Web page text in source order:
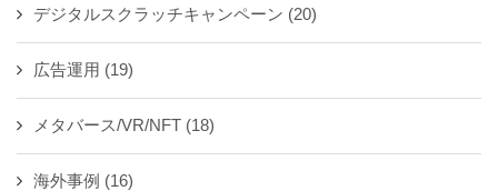
デジタルスクラッチキャンペーン (20)
広告運用 (19)
メタバース/VR/NFT (18)
海外事例 (16)